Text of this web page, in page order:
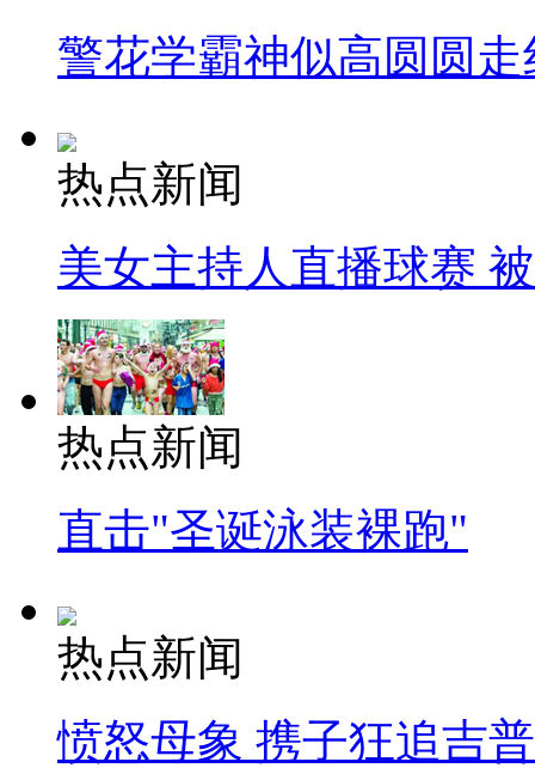
警花学霸神似高圆圆走
热点新闻
美女主持人直播球赛
热点新闻
直击"圣诞泳装裸跑"
热点新闻
愤怒母象 携子狂追吉